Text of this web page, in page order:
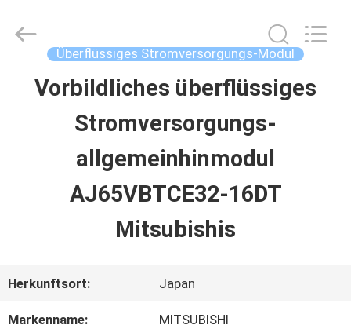
STARTSEITE
PRODUKTE
VIDEOS
Wisdomlong
Überflüssiges Stromversorgungs-Modul
Vorbildliches überflüssiges
Stromversorgungs-
allgemeinhinmodul
AJ65VBTCE32-16DT
Mitsubishis
Herkunftsort: Japan
Markenname: MITSUBISHI